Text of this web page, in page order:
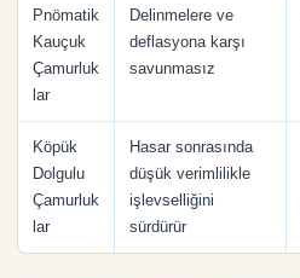
Pnömatik
Kauçuk
Çamurluk
lar
Delinmelere ve
deflasyona karşı
savunmasız
Köpük
Dolgulu
Çamurluk
lar
Hasar sonrasında
düşük verimlilikle
işlevselliğini
sürdürür